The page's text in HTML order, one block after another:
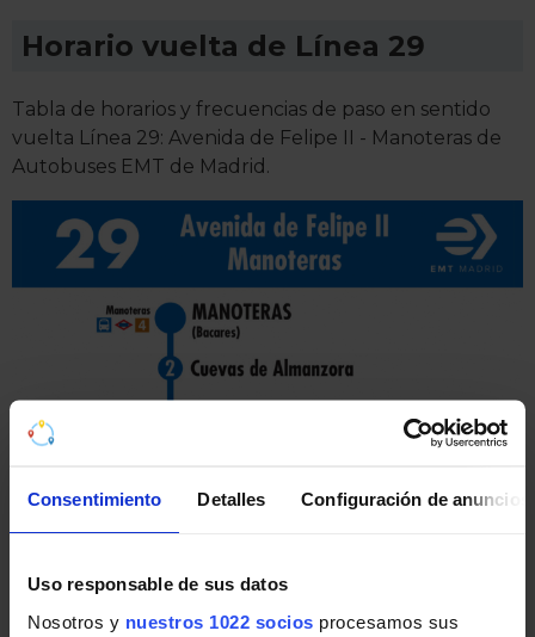
Consentimiento Detalles Configuración de anuncios
Uso responsable de sus datos
Nosotros y nuestros 1022 socios procesamos sus
Horario vuelta de Línea 29
Tabla de horarios y frecuencias de paso en sentido
vuelta Línea 29: Avenida de Felipe II - Manoteras de
Autobuses EMT de Madrid.
Pincha en la imagen para ampliarla a pantalla completa.
Últimos avisos de EMT Madrid